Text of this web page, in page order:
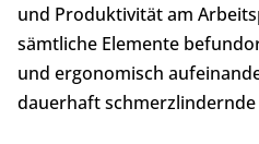
und Produktivität am
sämtliche Elemente
und ergonomisch
dauerhaft